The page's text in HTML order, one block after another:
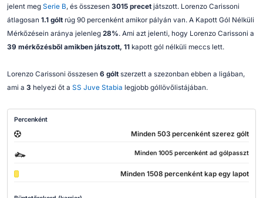
jelent meg Serie B, és összesen 3015 precetjátszott. Lorenzo Carissoni
átlagosan 1.1 góltrúg 90 percenként amikor pályán van. A Kapott Gól Nélküli
Mérkőzésein aránya jelenleg 28%. Ami azt jelenti, hogy Lorenzo Carissoni a
39 mérkőzésből amikben játszott, 11 kapott gól nélküli meccs lett.
Lorenzo Carissoni összesen 6 góltszerzett a szezonban ebben a ligában,
ami a 3 helyezi őt a SS Juve Stabia legjobb góllövőlistájában.
Percenként
Minden 503 percenként szerez gólt
Minden 1005 percenként ad gólpasszt
Minden 1508 percenként kap egy lapot